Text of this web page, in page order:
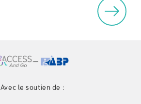
Avec le soutien de :